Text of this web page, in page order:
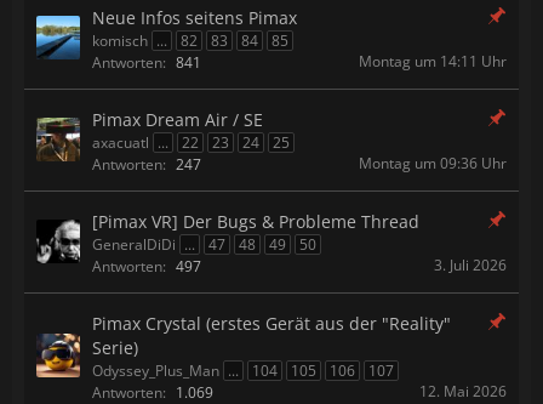
Neue Infos seitens Pimax
komisch ... 82 83 84
85
Antworten: 841 Montag um 14:11 Uhr
Pimax Dream Air / SE
axacuatl ... 22 23 24
25
Antworten: 247 Montag um 09:36 Uhr
[Pimax VR] Der Bugs & Probleme Thread
GeneralDiDi ... 47 48 49
50
Antworten: 497 3. Juli 2026
Pimax Crystal (erstes Gerät aus der "Reality"
Serie)
Odyssey_Plus_Man ... 104 105 106
107
Antworten: 1.069 12. Mai 2026